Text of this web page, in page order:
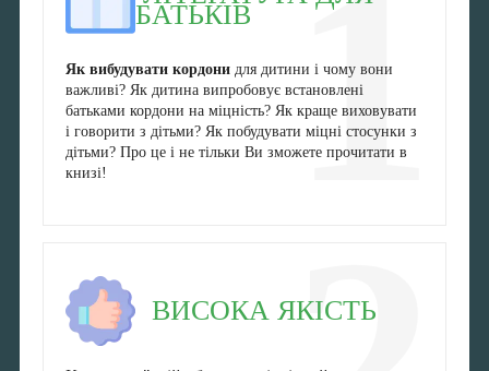
1
БАТЬКІВ
Як вибудувати кордонидля дитини і чому вони
важливі? Як дитина випробовує встановлені
батьками кордони на міцність? Як краще виховувати
і говорити з дітьми? Як побудувати міцні стосунки з
дітьми? Про це і не тільки Ви зможете прочитати в
книзі!
ВИСОКА ЯКІСТЬ